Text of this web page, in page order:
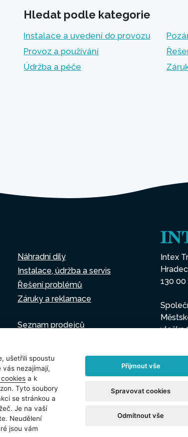
Hledat podle kategorie
Instalace a uvedení do provozu
Provoz a používání
Údržba a péče
Náhradní díly
Instalace, údržba a servis
Řešení problémů
Záruky a reklamace
Seznam prodejců
Napište nám
cookies
Intex
130 00
vložka
IČO
ušetřili spoustu
nezajímají,
a k
Tyto soubory
se stránkou a
Je na vaší
Neudělení
jsou vám
Přijmout vše
Spravovat cookies
Odmítnout vše